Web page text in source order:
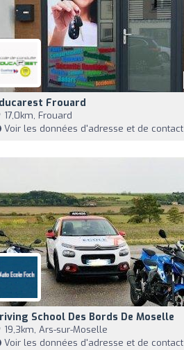
Frouard
17,0km, Frouard
Voir les données d'adresse et de contact
School Des Bords De Moselle
19,3km, Ars-sur-Moselle
Voir les données d'adresse et de contact